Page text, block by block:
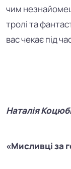
чим
тролі та
вас чекає під
Наталія
«Мисливці за